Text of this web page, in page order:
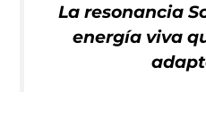
La resonancia
energía viva